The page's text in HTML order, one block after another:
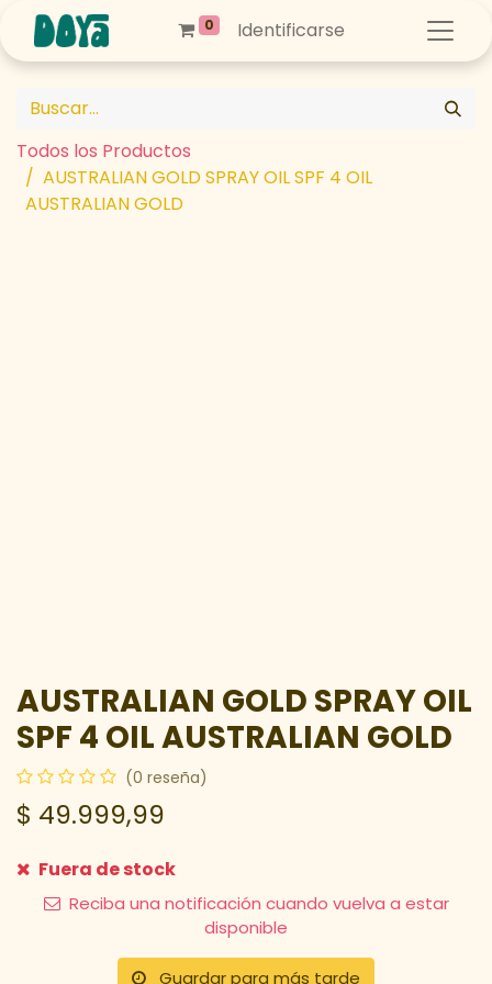
0 Identificarse
Todos los Productos
AUSTRALIAN GOLD SPRAY OIL SPF 4 OIL
AUSTRALIAN GOLD
AUSTRALIAN GOLD SPRAY OIL
SPF 4 OIL AUSTRALIAN GOLD
(0 reseña)
$ 49.999,99
Fuera de stock
Reciba una notificación cuando vuelva a estar
disponible
Guardar para más tarde